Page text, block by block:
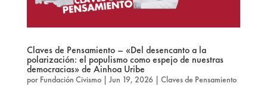
Claves de Pensamiento – «Del desencanto a la
polarización: el populismo como espejo de nuestras
democracias» de Ainhoa Uribe
por Fundación Civismo| Jun 19, 2026| Claves de Pensamiento